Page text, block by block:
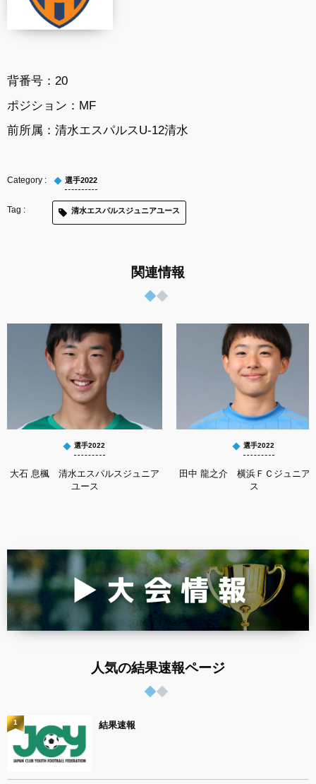
背番号：20
ポジション：MF
前所属：清水エスパルスU-12清水
選手2022
清水エスパルスジュニアユース
関連情報
選手2022
大石 息楓 清水エスパルスジュニア
ユース
選手2022
田中 龍之介 横浜ＦＣジュニア
ス
人気の結果速報ページ
結果速報
1